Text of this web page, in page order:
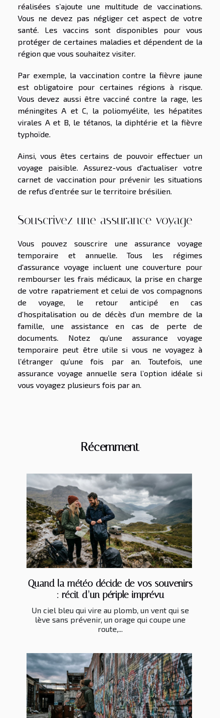
réalisées s’ajoute une multitude de vaccinations.
Vous ne devez pas négliger cet aspect de votre
santé. Les vaccins sont disponibles pour vous
protéger de certaines maladies et dépendent de la
région que vous souhaitez visiter.
Par exemple, la vaccination contre la fièvre jaune
est obligatoire pour certaines régions à risque.
Vous devez aussi être vacciné contre la rage, les
méningites A et C, la poliomyélite, les hépatites
virales A et B, le tétanos, la diphtérie et la fièvre
typhoïde.
Ainsi, vous êtes certains de pouvoir effectuer un
voyage paisible. Assurez-vous d'actualiser votre
carnet de vaccination pour prévenir les situations
de refus d’entrée sur le territoire brésilien.
Souscrivez une assurance voyage
Vous pouvez souscrire une assurance voyage
temporaire et annuelle. Tous les régimes
d'assurance voyage incluent une couverture pour
rembourser les frais médicaux, la prise en charge
de votre rapatriement et celui de vos compagnons
de voyage, le retour anticipé en cas
d’hospitalisation ou de décès d’un membre de la
famille, une assistance en cas de perte de
documents. Notez qu’une assurance voyage
temporaire peut être utile si vous ne voyagez à
l’étranger qu’une fois par an. Toutefois, une
assurance voyage annuelle sera l’option idéale si
vous voyagez plusieurs fois par an.
Récemment
Quand la météo décide de vos souvenirs
: récit d’un périple imprévu
Un ciel bleu qui vire au plomb, un vent qui se
lève sans prévenir, un orage qui coupe une
route,...